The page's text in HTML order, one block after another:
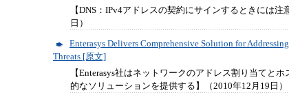
【DNS：IPv4アドレスの契約にサインするときには注
日）
Enterasys Delivers Comprehensive Solution for
Threats [原文]
【Enterasys社はネットワークのアドレス割り当てと
的なソリューションを提供する】（2010年12月19日）